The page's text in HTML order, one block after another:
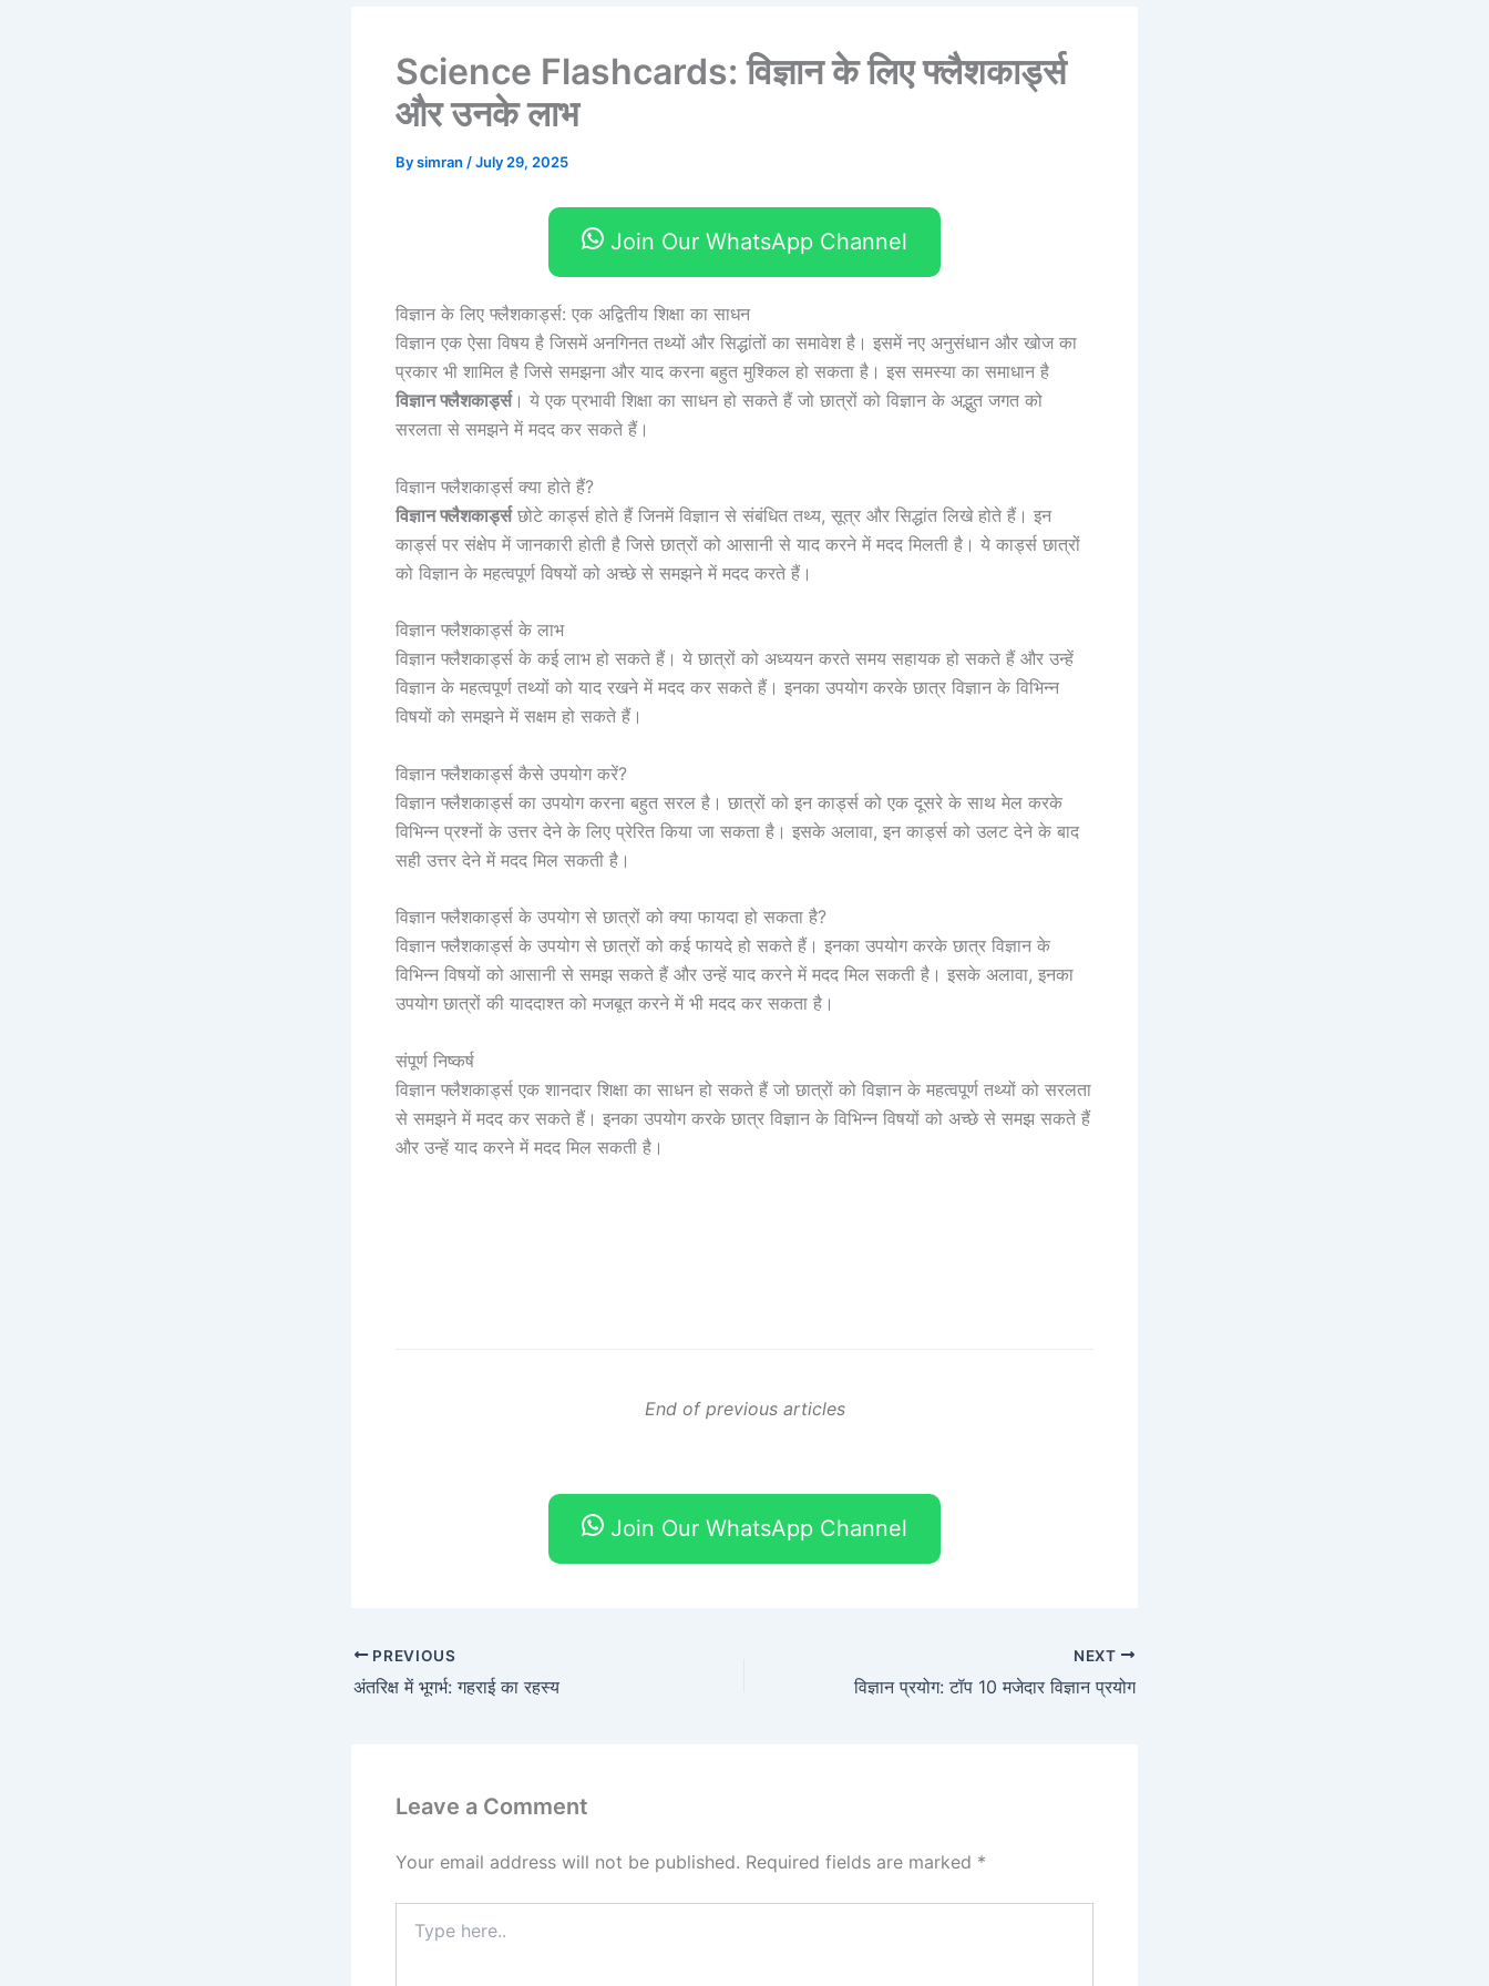
Science Flashcards: विज्ञान के लिए फ्लैशकार्ड्स
और उनके लाभ
Bysimran /July 29, 2025
Join Our WhatsApp Channel
विज्ञान के लिए फ्लैशकार्ड्स: एक अद्वितीय शिक्षा का साधन
विज्ञान एक ऐसा विषय है जिसमें अनगिनत तथ्यों और सिद्धांतों का समावेश है। इसमें नए अनुसंधान और खोज का
प्रकार भी शामिल है जिसे समझना और याद करना बहुत मुश्किल हो सकता है। इस समस्या का समाधान है
विज्ञान फ्लैशकार्ड्स। ये एक प्रभावी शिक्षा का साधन हो सकते हैं जो छात्रों को विज्ञान के अद्भुत जगत को
सरलता से समझने में मदद कर सकते हैं।
विज्ञान फ्लैशकार्ड्स क्या होते हैं?
विज्ञान फ्लैशकार्ड्सछोटे कार्ड्स होते हैं जिनमें विज्ञान से संबंधित तथ्य, सूत्र और सिद्धांत लिखे होते हैं। इन
कार्ड्स पर संक्षेप में जानकारी होती है जिसे छात्रों को आसानी से याद करने में मदद मिलती है। ये कार्ड्स छात्रों
को विज्ञान के महत्वपूर्ण विषयों को अच्छे से समझने में मदद करते हैं।
विज्ञान फ्लैशकार्ड्स के लाभ
विज्ञान फ्लैशकार्ड्स के कई लाभ हो सकते हैं। ये छात्रों को अध्ययन करते समय सहायक हो सकते हैं और उन्हें
विज्ञान के महत्वपूर्ण तथ्यों को याद रखने में मदद कर सकते हैं। इनका उपयोग करके छात्र विज्ञान के विभिन्न
विषयों को समझने में सक्षम हो सकते हैं।
विज्ञान फ्लैशकार्ड्स कैसे उपयोग करें?
विज्ञान फ्लैशकार्ड्स का उपयोग करना बहुत सरल है। छात्रों को इन कार्ड्स को एक दूसरे के साथ मेल करके
विभिन्न प्रश्नों के उत्तर देने के लिए प्रेरित किया जा सकता है। इसके अलावा, इन कार्ड्स को उलट देने के बाद
सही उत्तर देने में मदद मिल सकती है।
विज्ञान फ्लैशकार्ड्स के उपयोग से छात्रों को क्या फायदा हो सकता है?
विज्ञान फ्लैशकार्ड्स के उपयोग से छात्रों को कई फायदे हो सकते हैं। इनका उपयोग करके छात्र विज्ञान के
विभिन्न विषयों को आसानी से समझ सकते हैं और उन्हें याद करने में मदद मिल सकती है। इसके अलावा, इनका
उपयोग छात्रों की याददाश्त को मजबूत करने में भी मदद कर सकता है।
संपूर्ण निष्कर्ष
विज्ञान फ्लैशकार्ड्स एक शानदार शिक्षा का साधन हो सकते हैं जो छात्रों को विज्ञान के महत्वपूर्ण तथ्यों को सरलता
से समझने में मदद कर सकते हैं। इनका उपयोग करके छात्र विज्ञान के विभिन्न विषयों को अच्छे से समझ सकते हैं
और उन्हें याद करने में मदद मिल सकती है।
End of previous articles
Join Our WhatsApp Channel
PREVIOUS
अंतरिक्ष में भूगर्भ: गहराई का रहस्य
NEXT
विज्ञान प्रयोग: टॉप 10 मजेदार विज्ञान प्रयोग
Leave a Comment
Your email address will not be published. Required fields are marked *
here..